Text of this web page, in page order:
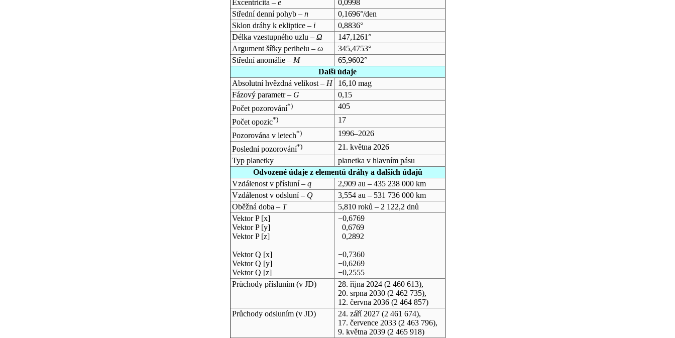
Excentricita – e
0,0998
Střední denní pohyb – n
0,1696°/den
Sklon dráhy k ekliptice – i
0,8836°
Délka vzestupného uzlu – Ω
147,1261°
Argument šířky perihelu – ω
345,4753°
Střední anomálie – M
65,9602°
Další údaje
Absolutní hvězdná velikost – H
16,10 mag
Fázový parametr – G
0,15
Počet pozorování*)
405
Počet opozic*)
17
Pozorována v letech*)
1996–2026
Poslední pozorování*)
21. května 2026
Typ planetky
planetka v hlavním pásu
Odvozené údaje z elementů dráhy a dalších údajů
Vzdálenost v přísluní – q
2,909 au – 435 238 000 km
Vzdálenost v odsluní – Q
3,554 au – 531 736 000 km
Oběžná doba – T
5,810 roků – 2 122,2 dnů
Vektor P [x]
Vektor P [y]
Vektor P [z]
Vektor Q [x]
Vektor Q [y]
Vektor Q [z]
−0,6769
0,6769
0,2892
−0,7360
−0,6269
−0,2555
Průchody přísluním (v JD) 28. října 2024(2 460 613),
20. srpna 2030(2 462 735),
12. června 2036(2 464 857)
Průchody odsluním (v JD) 24. září 2027(2 461 674),
17. července 2033(2 463 796),
9. května 2039(2 465 918)